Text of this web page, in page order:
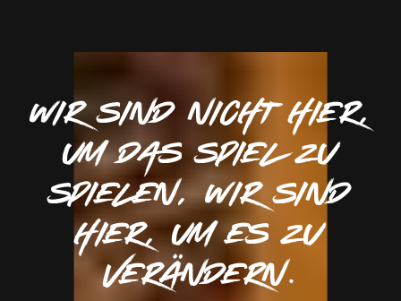
Wir sind nicht hier,
um das Spiel zu
spielen, wir sind
hier, um es zu
verändern.